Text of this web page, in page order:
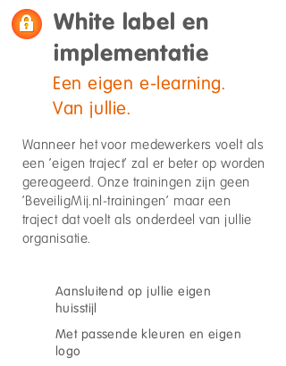
White label en
implementatie
Een eigen e-learning.
Van jullie.
Wanneer het voor medewerkers voelt als
een 'eigen traject' zal er beter op worden
gereageerd. Onze trainingen zijn geen
'BeveiligMij.nl-trainingen' maar een
traject dat voelt als onderdeel van jullie
organisatie.
Aansluitend op jullie eigen
huisstijl
Met passende kleuren en eigen
logo